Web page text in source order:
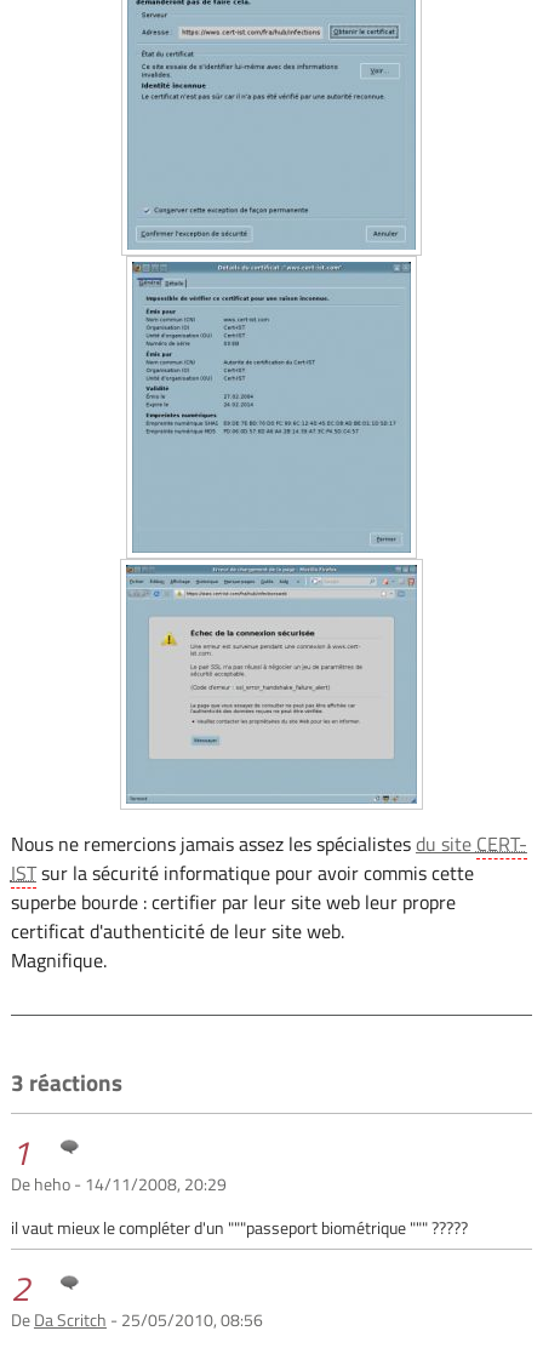
Nous ne remercions jamais assez les spécialistesdu site CERT-
ISTsur la sécurité informatique pour avoir commis cette
superbe bourde : certifier par leur site web leur propre
certificat d'authenticité de leur site web.
Magnifique.
3 réactions
1
De heho - 14/11/2008, 20:29
il vaut mieux le compléter d'un """passeport biométrique """ ?????
2
DeDa Scritch - 25/05/2010, 08:56